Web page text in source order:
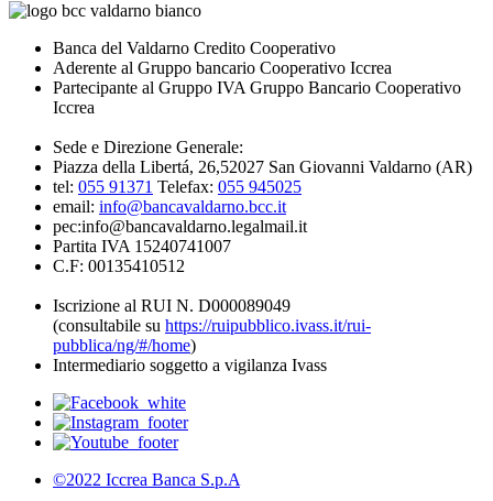
Banca del Valdarno Credito Cooperativo
Aderente al Gruppo bancario Cooperativo Iccrea
Partecipante al Gruppo IVA Gruppo Bancario Cooperativo
Iccrea
Sede e Direzione Generale:
Piazza della Libertá, 26,52027 San Giovanni Valdarno (AR)
tel: 055 91371 Telefax: 055 945025
email: info@bancavaldarno.bcc.it
pec:info@bancavaldarno.legalmail.it
Partita IVA 15240741007
C.F: 00135410512
Iscrizione al RUI N. D000089049
(consultabile su https://ruipubblico.ivass.it/rui-
pubblica/ng/#/home)
Intermediario soggetto a vigilanza Ivass
©2022 Iccrea Banca S.p.A